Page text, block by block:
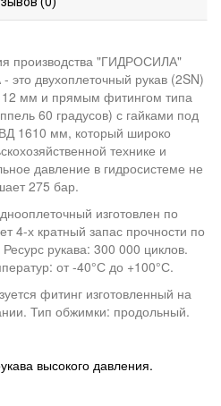
производства "ГИДРОСИЛА"
это двухоплеточный рукав (2SN)
мм и прямым фитингом типа
60 градусов) с гайками под
1610 мм, который широко
технике и
давление в гидросистеме не
275 бар.
изготовлен по
4-х кратный запас прочности по
рукава: 300 000 циклов.
от -40°С до +100°С.
фитинг изготовленный на
Тип обжимки: продольный.
высокого давления.